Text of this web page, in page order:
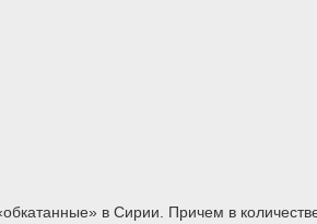
в Сирии. Причем в